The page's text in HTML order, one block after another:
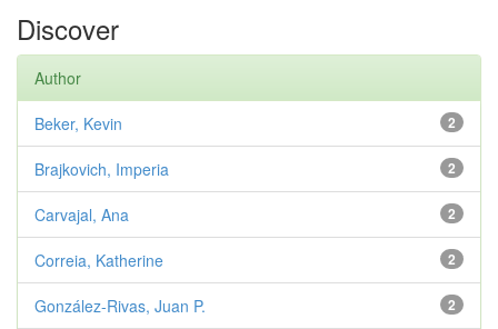
Discover
Author
2
Beker, Kevin
2
Brajkovich, Imperia
2
Carvajal, Ana
2
Correia, Katherine
2
González-Rivas, Juan P.